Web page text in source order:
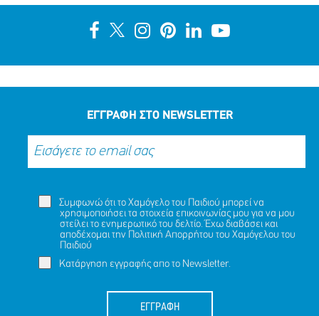
ΜΟΙΡΑΣΟΥ
ΔΡΑΣΕ
ΕΓΓΡΑΦΗ ΣΤΟ NEWSLETTER
Συμφωνώ ότι το Χαμόγελο του Παιδιού μπορεί να
χρησιμοποιήσει τα στοιχεία επικοινωνίας μου για να μου
στείλει το ενημερωτικό του δελτίο. Έχω διαβάσει και
αποδέχομαι την Πολιτική Απορρήτου του Χαμόγελου του
Παιδιού
Κατάργηση εγγραφής απο το Newsletter.
ΕΓΓΡΑΦΗ